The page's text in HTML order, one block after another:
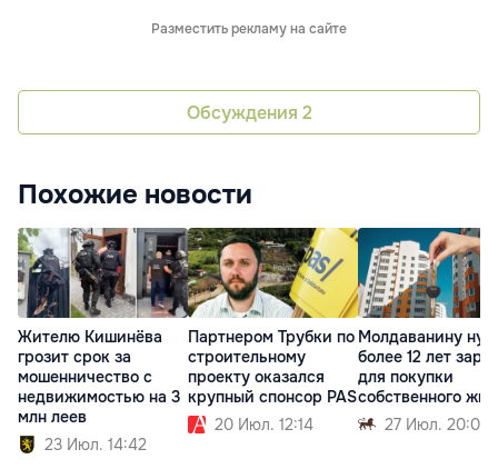
Разместить рекламу на сайте
Обсуждения 2
Похожие новости
Жителю Кишинёва
грозит срок за
мошенничество с
недвижимостью на 3
млн леев
23 Июл. 14:42
Партнером Трубки по
строительному
проекту оказался
крупный спонсор PAS
20 Июл. 12:14
Молдаванину
более 12 лет
для покупки
собственного
27 Июл. 20:00